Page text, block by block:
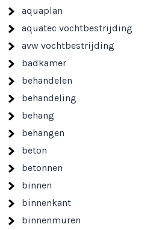
aquaplan
aquatec vochtbestrijding
avw vochtbestrijding
badkamer
behandelen
behandeling
behang
behangen
beton
betonnen
binnen
binnenkant
binnenmuren